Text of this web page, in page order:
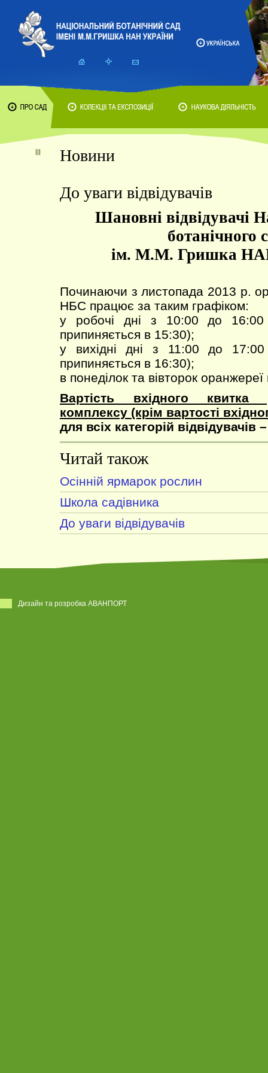
Новини
До уваги відвідувачів
Шановні відвідувачі
ботанічного
ім. М.М. Гришка
Починаючи з листопада 2013 р.
НБС працює за таким графіком:
у робочі дні з 10:00 до 16:00
припиняється в 15:30);
у вихідні дні з 11:00 до
припиняється в 16:30);
в понеділок та вівторок
Вартість вхідного квитка
комплексу (крім вартості
для всіх категорій відвідувачів
Читай також
Осінній ярмарок рослин
Школа садівника
До уваги відвідувачів
Дизайн та розробка АВАНПОРТ